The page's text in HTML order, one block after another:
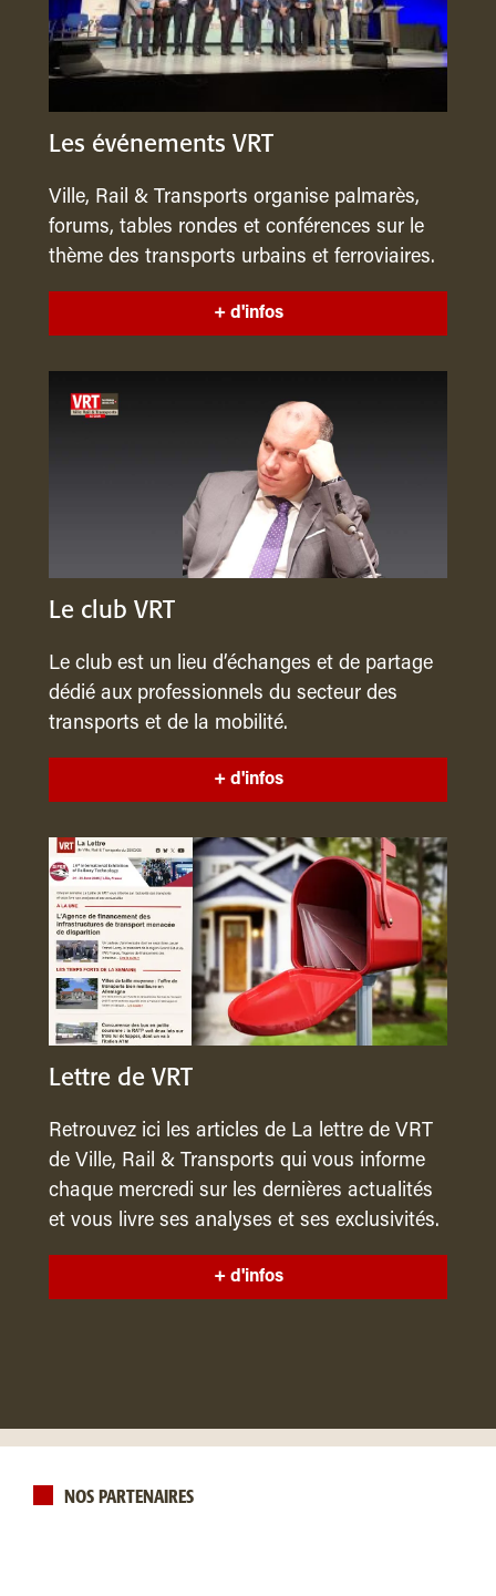
Les événements VRT
Ville, Rail & Transports organise palmarès,
forums, tables rondes et conférences sur le
thème des transports urbains et ferroviaires.
+ d'infos
Le club VRT
Le club est un lieu d’échanges et de partage
dédié aux professionnels du secteur des
transports et de la mobilité.
+ d'infos
Lettre de VRT
Retrouvez ici les articles de La lettre de VRT
de Ville, Rail & Transports qui vous informe
chaque mercredi sur les dernières actualités
et vous livre ses analyses et ses exclusivités.
+ d'infos
NOS PARTENAIRES